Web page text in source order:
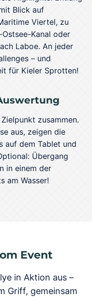
Blick auf
Viertel, zu
Kanal oder
Laboe. An jeder
– und
für Kieler Sprotten!
zusammen.
aus, zeigen die
auf dem Tablet und
Übergang
in einem der
am Wasser!
Event
in Aktion aus –
Griff, gemeinsam